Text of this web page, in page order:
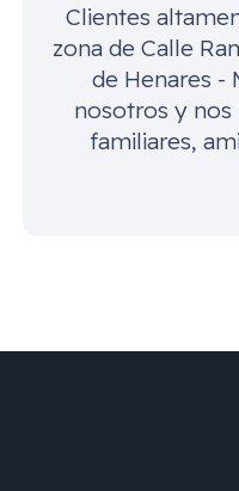
Clientes
zona deCalle
de Henares -
nosotros y nos
familiares,